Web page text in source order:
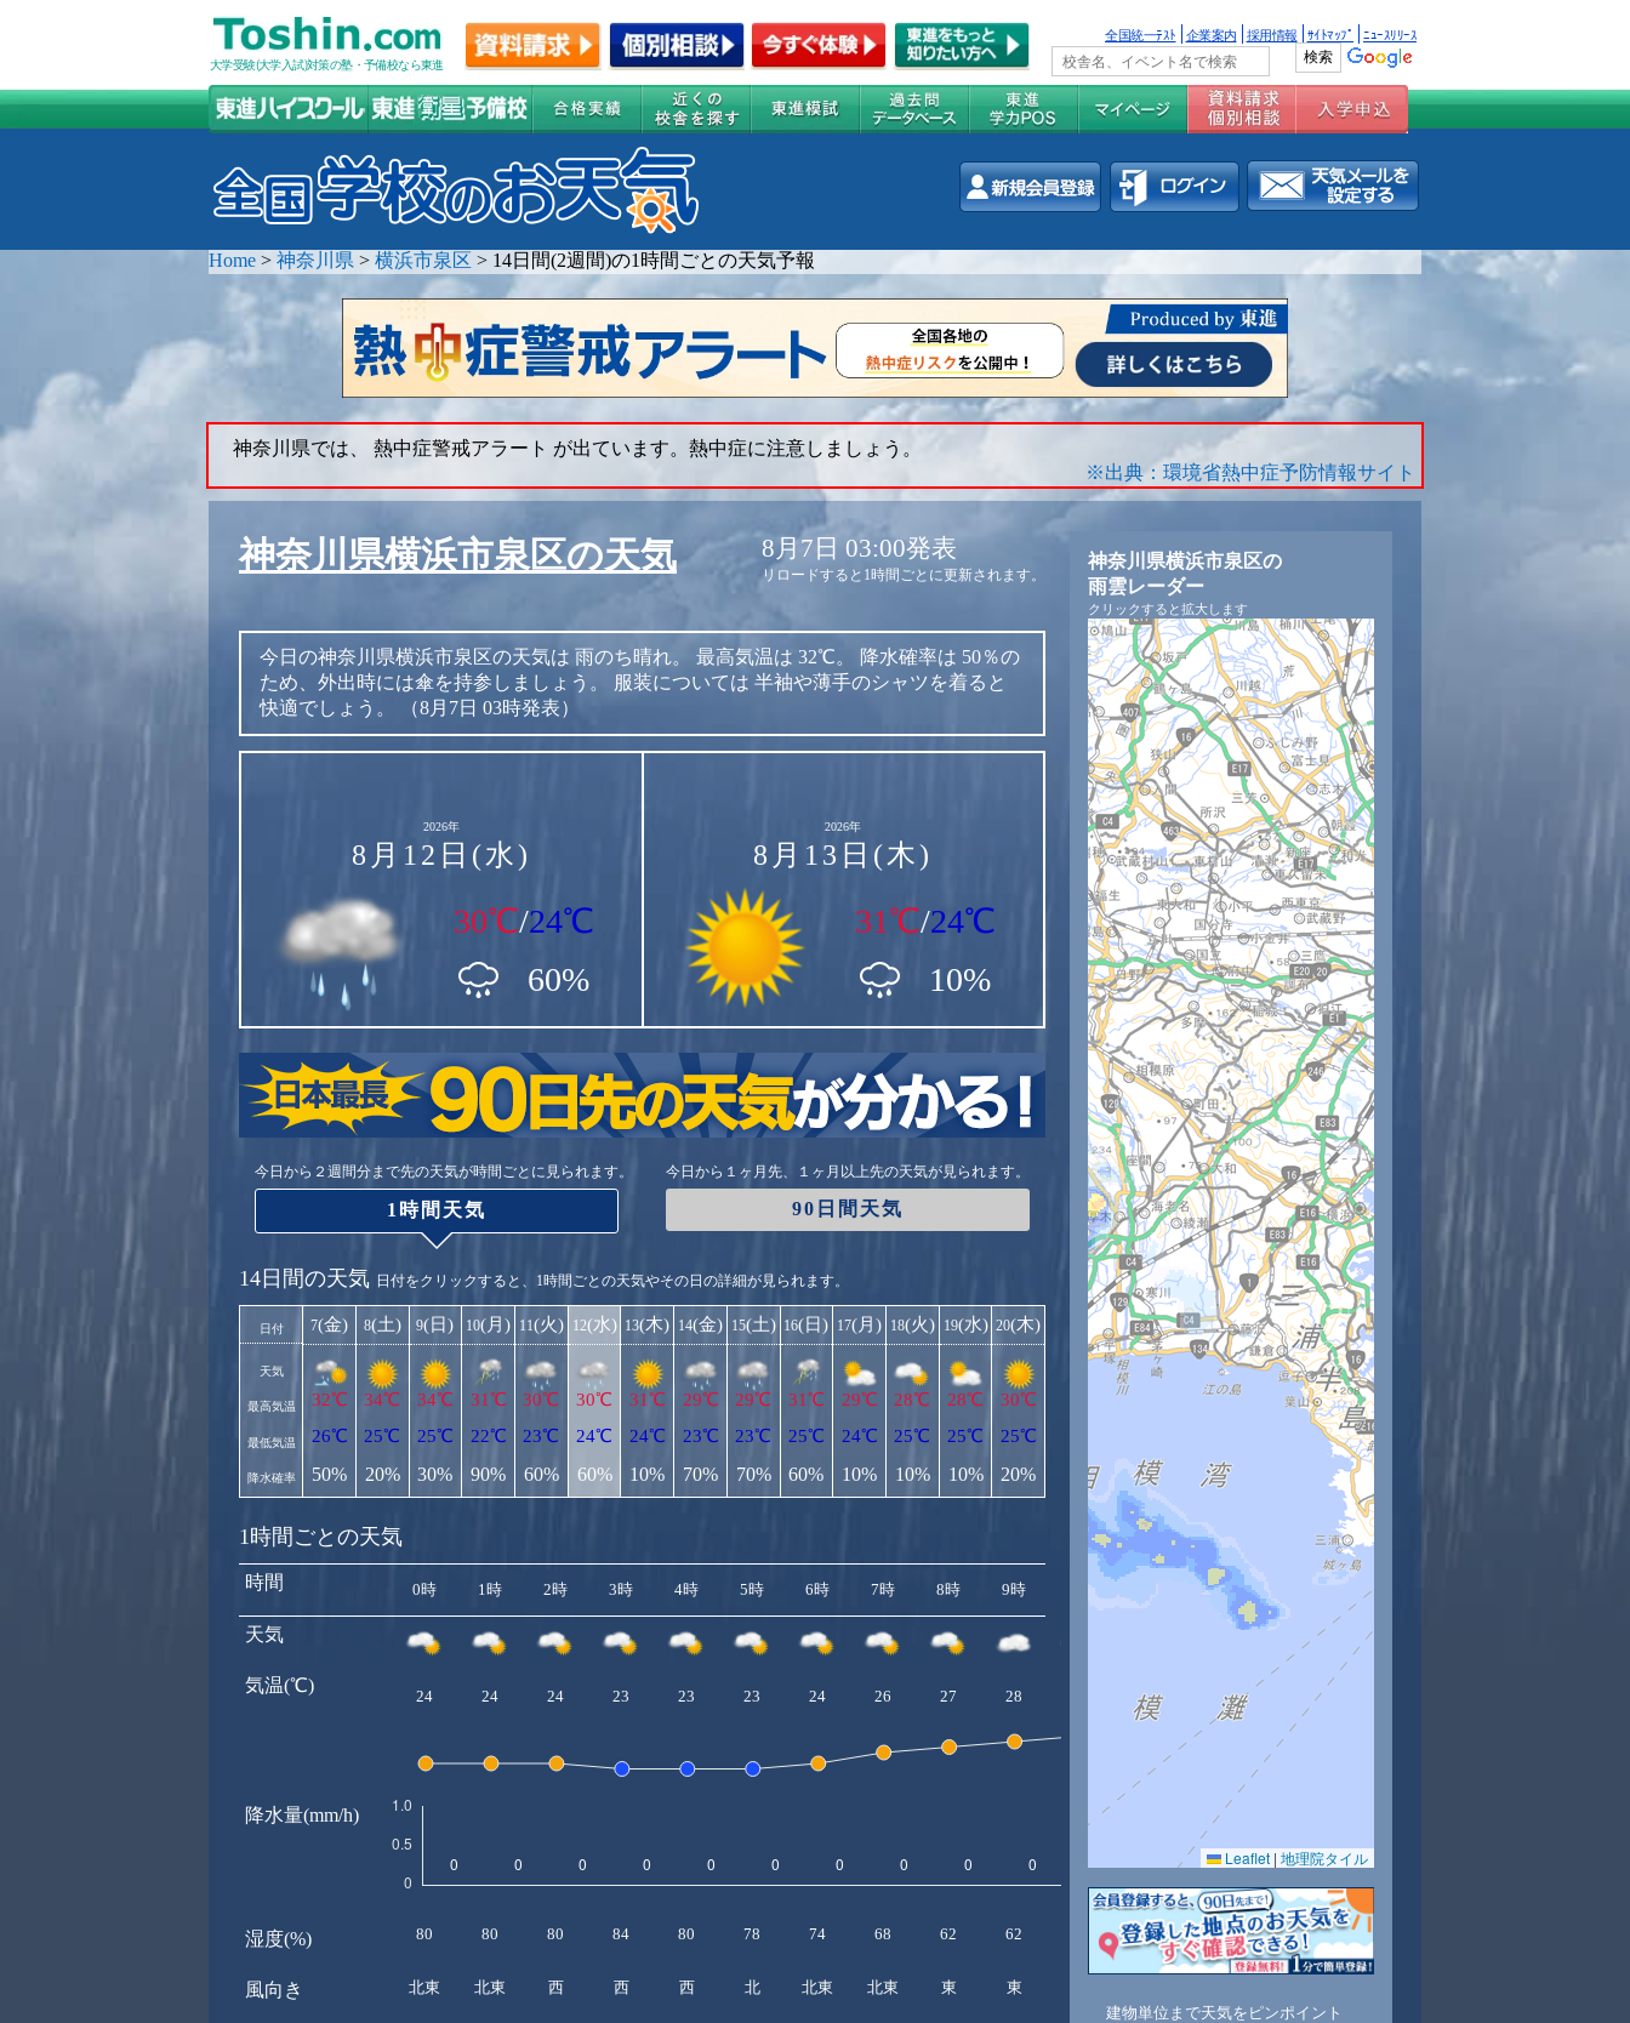
大学受験(大学入試)対策の塾・予備校なら東進
全国統一ﾃｽﾄ 企業案内 採用情報 ｻｲﾄﾏｯﾌﾟ ﾆｭｰｽﾘﾘｰｽ
Home > 神奈川県 > 横浜市泉区 > 14日間(2週間)の1時間ごとの天気予報
神奈川県では、 熱中症警戒アラート が出ています。熱中症に注意しましょう。
※出典：環境省熱中症予防情報サイト
神奈川県横浜市泉区の天気 8月7日 03:00発表
リロードすると1時間ごとに更新されます。
今日の神奈川県横浜市泉区の天気は 雨のち晴れ。 最高気温は 32℃。 降水確率は 50％の
ため、外出時には傘を持参しましょう。
服装については 半袖や薄手のシャツを着ると
快適でしょう。
（8月7日 03時発表）
2026年
8月12日(水)
30℃/24℃
60%
2026年
8月13日(木)
31℃/24℃
10%
今日から２週間分まで先の天気が時間ごとに見られます。
1時間天気
今日から１ヶ月先、１ヶ月以上先の天気が見られます。
90日間天気
14日間の天気 日付をクリックすると、1時間ごとの天気やその日の詳細が見られます。
日付
天気
最高気温
最低気温
降水確率
7(金)
32℃
26℃
50%
8(土)
34℃
25℃
20%
9(日)
34℃
25℃
30%
10(月)
31℃
22℃
90%
11(火)
30℃
23℃
60%
12(水)
30℃
24℃
60%
13(木)
31℃
24℃
10%
14(金)
29℃
23℃
70%
15(土)
29℃
23℃
70%
16(日)
31℃
25℃
60%
17(月)
29℃
24℃
10%
18(火)
28℃
25℃
10%
19(水)
28℃
25℃
10%
20(木)
30℃
25℃
20%
1時間ごとの天気
時間
天気
気温(℃)
降水量(mm/h)
湿度(%)
風向き
0時 1時 2時 3時 4時 5時 6時 7時 8時 9時 10時 12時 13時 14時
24 24 24 23 23 23 24 26 27 28 29
80 80 80 84 80 78 74 68 62 62 61 59 62 62
北東 北東 西 西 西 北 北東 北東 東 東
神奈川県横浜市泉区の
雨雲レーダー
クリックすると拡大します
Leaflet | 地理院タイル
建物単位まで天気をピンポイント